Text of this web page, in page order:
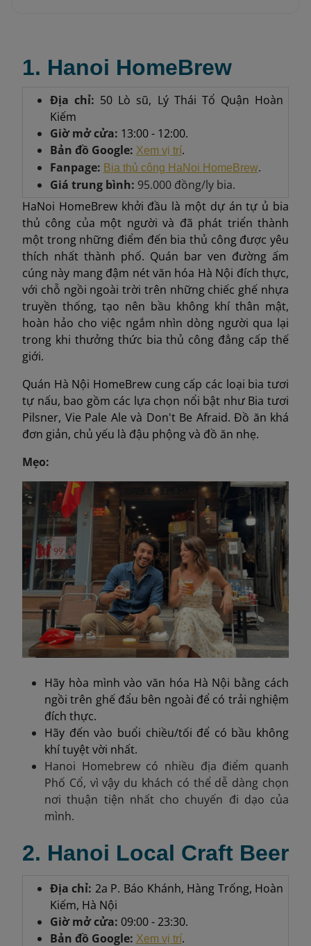
1. Hanoi HomeBrew
Địa chỉ: 50 Lò sũ, Lý Thái Tổ Quận Hoàn
Kiếm
Giờ mở cửa: 13:00 - 12:00.
Bản đồ Google: Xem vị trí.
Fanpage: Bia thủ công HaNoi HomeBrew.
Giá trung bình: 95.000 đồng/ly bia.
HaNoi HomeBrew khởi đầu là một dự án tự ủ bia
thủ công của một người và đã phát triển thành
một trong những điểm đến bia thủ công được yêu
thích nhất thành phố. Quán bar ven đường ấm
cúng này mang đậm nét văn hóa Hà Nội đích thực,
với chỗ ngồi ngoài trời trên những chiếc ghế nhựa
truyền thống, tạo nên bầu không khí thân mật,
hoàn hảo cho việc ngắm nhìn dòng người qua lại
trong khi thưởng thức bia thủ công đẳng cấp thế
giới.
Quán Hà Nội HomeBrew cung cấp các loại bia tươi
tự nấu, bao gồm các lựa chọn nổi bật như Bia tươi
Pilsner, Vie Pale Ale và Don't Be Afraid. Đồ ăn khá
đơn giản, chủ yếu là đậu phộng và đồ ăn nhẹ.
Mẹo:
Hãy hòa mình vào văn hóa Hà Nội bằng cách
ngồi trên ghế đẩu bên ngoài để có trải nghiệm
đích thực.
Hãy đến vào buổi chiều/tối để có bầu không
khí tuyệt vời nhất.
Hanoi Homebrew có nhiều địa điểm quanh
Phố Cổ, vì vậy du khách có thể dễ dàng chọn
nơi thuận tiện nhất cho chuyến đi dạo của
mình.
2. Hanoi Local Craft Beer
Địa chỉ: 2a P. Báo Khánh, Hàng Trống, Hoàn
Kiếm, Hà Nội
Giờ mở cửa: 09:00 - 23:30.
Bản đồ Google: Xem vị trí.